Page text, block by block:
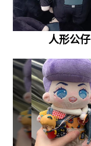
人形公仔